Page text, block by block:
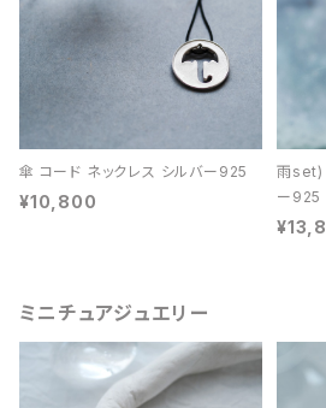
傘 コード ネックレス シルバー925
¥10,800
雨set)
ー925
ミニチュアジュエリー